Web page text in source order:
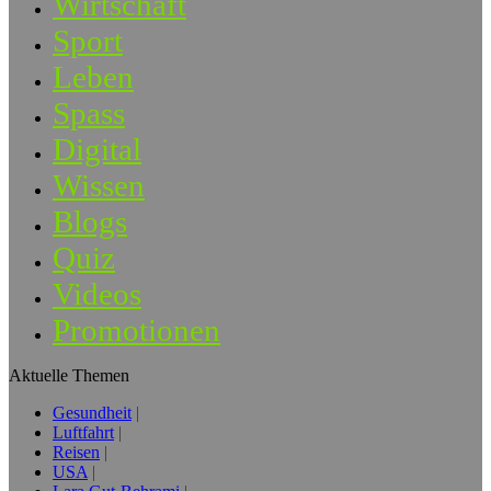
Sport
Leben
Spass
Digital
Wissen
Blogs
Quiz
Videos
Promotionen
Aktuelle Themen
Gesundheit
Luftfahrt
Reisen
USA